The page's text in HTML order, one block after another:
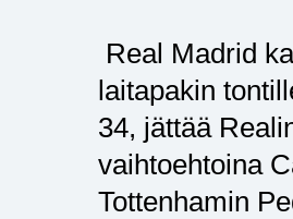
Real Madrid
laitapakin
34, jättää
vaihtoehtoina
Tottenhamin